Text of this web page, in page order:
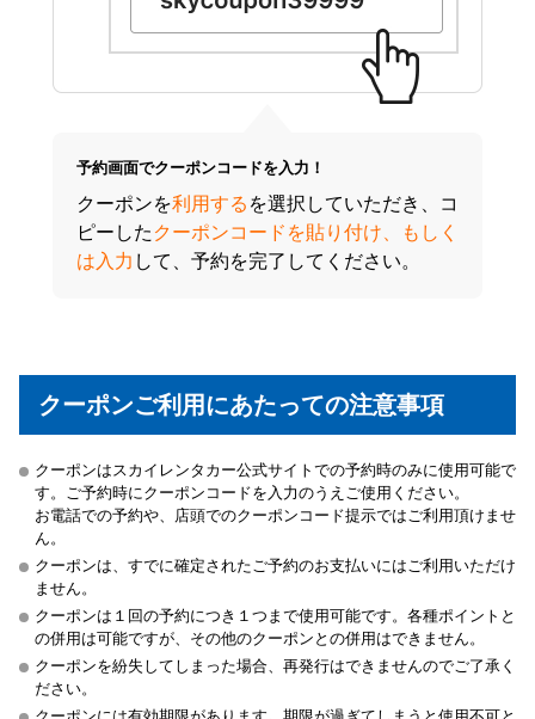
予約画面でクーポンコードを入力！
クーポンを利用する を選択していただき、コ
ピーした クーポンコードを貼り付け、もしく
は入力 して、予約を完了してください。
クーポンご利用にあたっての注意事項
クーポンはスカイレンタカー公式サイトでの予約時のみに使用可能で
す。ご予約時にクーポンコードを入力のうえご使用ください。
お電話での予約や、店頭でのクーポンコード提示ではご利用頂けませ
ん。
クーポンは、すでに確定されたご予約のお支払いにはご利用いただけ
ません。
クーポンは１回の予約につき１つまで使用可能です。各種ポイントと
の併用は可能ですが、その他のクーポンとの併用はできません。
クーポンを紛失してしまった場合、再発行はできませんのでご了承く
ださい。